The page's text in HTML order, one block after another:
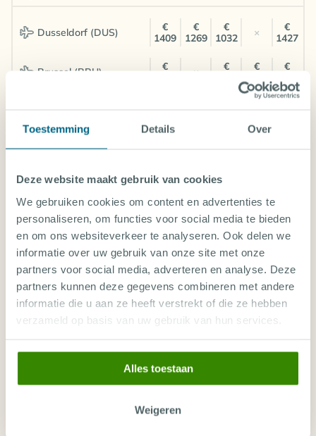
Toestemming Details Over
Deze website maakt gebruik van cookies
We gebruiken cookies om content en advertenties te
personaliseren, om functies voor social media te bieden
en om ons websiteverkeer te analyseren. Ook delen we
informatie over uw gebruik van onze site met onze
partners voor social media, adverteren en analyse. Deze
partners kunnen deze gegevens combineren met andere
informatie die u aan ze heeft verstrekt of die ze hebben
verzameld op basis van uw gebruik van hun services.
Alles toestaan
Weigeren
Dusseldorf (DUS)
Brussel (BRU)
Eindhoven (EIN)
€
1409
€
1269
€
1032
×
€
1427
€
×
€
€
€
€
1203
1566
1-slaapkamer Appartement
Kamer voor 1 persoon
Logies
Dusseldorf (DUS)
Amsterdam (AMS)
€
1481
€
1333
€
1087
×
€
1472
1130
1102
1204